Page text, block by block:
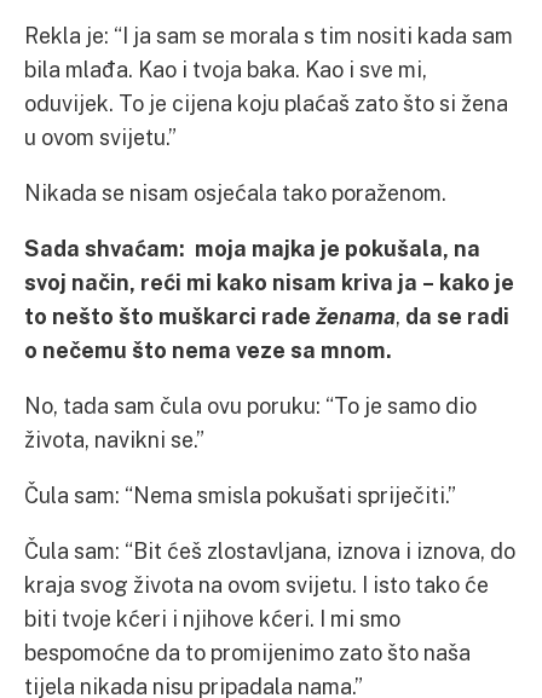
Rekla je: “I ja sam se morala s tim nositi kada sam
bila mlađa. Kao i tvoja baka. Kao i sve mi,
oduvijek. To je cijena koju plaćaš zato što si žena
u ovom svijetu.”
Nikada se nisam osjećala tako poraženom.
Sada shvaćam: moja majka je pokušala, na
svoj način, reći mi kako nisam kriva ja – kako je
to nešto što muškarci rade ženama, da se radi
o nečemu što nema veze sa mnom.
No, tada sam čula ovu poruku: “To je samo dio
života, navikni se.”
Čula sam: “Nema smisla pokušati spriječiti.”
Čula sam: “Bit ćeš zlostavljana, iznova i iznova, do
kraja svog života na ovom svijetu. I isto tako će
biti tvoje kćeri i njihove kćeri. I mi smo
bespomoćne da to promijenimo zato što naša
tijela nikada nisu pripadala nama.”